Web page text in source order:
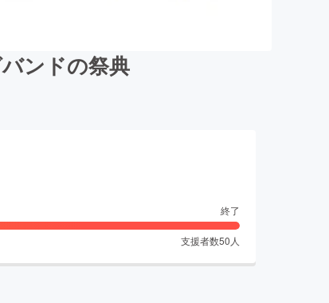
ンドの祭典
終了
支援者数50 人